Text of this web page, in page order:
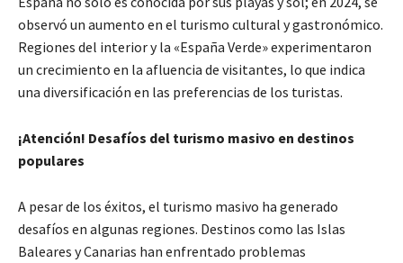
observó un aumento en el turismo cultural y gastronómico.
Regiones del interior y la «España Verde» experimentaron
un crecimiento en la afluencia de visitantes, lo que indica
una diversificación en las preferencias de los turistas.
¡Atención! Desafíos del turismo masivo en destinos
populares
A pesar de los éxitos, el turismo masivo ha generado
desafíos en algunas regiones. Destinos como las Islas
Baleares y Canarias han enfrentado problemas